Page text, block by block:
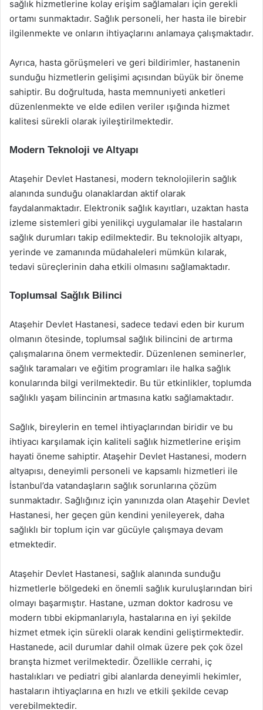
sağlık hizmetlerine kolay erişim sağlamaları için gerekli
ortamı sunmaktadır. Sağlık personeli, her hasta ile birebir
ilgilenmekte ve onların ihtiyaçlarını anlamaya çalışmaktadır.
Ayrıca, hasta görüşmeleri ve geri bildirimler, hastanenin
sunduğu hizmetlerin gelişimi açısından büyük bir öneme
sahiptir. Bu doğrultuda, hasta memnuniyeti anketleri
düzenlenmekte ve elde edilen veriler ışığında hizmet
kalitesi sürekli olarak iyileştirilmektedir.
Modern Teknoloji ve Altyapı
Ataşehir Devlet Hastanesi, modern teknolojilerin sağlık
alanında sunduğu olanaklardan aktif olarak
faydalanmaktadır. Elektronik sağlık kayıtları, uzaktan hasta
izleme sistemleri gibi yenilikçi uygulamalar ile hastaların
sağlık durumları takip edilmektedir. Bu teknolojik altyapı,
yerinde ve zamanında müdahaleleri mümkün kılarak,
tedavi süreçlerinin daha etkili olmasını sağlamaktadır.
Toplumsal Sağlık Bilinci
Ataşehir Devlet Hastanesi, sadece tedavi eden bir kurum
olmanın ötesinde, toplumsal sağlık bilincini de artırma
çalışmalarına önem vermektedir. Düzenlenen seminerler,
sağlık taramaları ve eğitim programları ile halka sağlık
konularında bilgi verilmektedir. Bu tür etkinlikler, toplumda
sağlıklı yaşam bilincinin artmasına katkı sağlamaktadır.
Sağlık, bireylerin en temel ihtiyaçlarından biridir ve bu
ihtiyacı karşılamak için kaliteli sağlık hizmetlerine erişim
hayati öneme sahiptir. Ataşehir Devlet Hastanesi, modern
altyapısı, deneyimli personeli ve kapsamlı hizmetleri ile
İstanbul’da vatandaşların sağlık sorunlarına çözüm
sunmaktadır. Sağlığınız için yanınızda olan Ataşehir Devlet
Hastanesi, her geçen gün kendini yenileyerek, daha
sağlıklı bir toplum için var gücüyle çalışmaya devam
etmektedir.
Ataşehir Devlet Hastanesi, sağlık alanında sunduğu
hizmetlerle bölgedeki en önemli sağlık kuruluşlarından biri
olmayı başarmıştır. Hastane, uzman doktor kadrosu ve
modern tıbbi ekipmanlarıyla, hastalarına en iyi şekilde
hizmet etmek için sürekli olarak kendini geliştirmektedir.
Hastanede, acil durumlar dahil olmak üzere pek çok özel
branşta hizmet verilmektedir. Özellikle cerrahi, iç
hastalıkları ve pediatri gibi alanlarda deneyimli hekimler,
hastaların ihtiyaçlarına en hızlı ve etkili şekilde cevap
verebilmektedir.